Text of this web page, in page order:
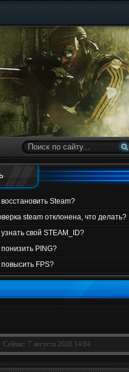
восстановить Steam?
steam отклонена, что делать?
узнать свой STEAM_ID?
понизить PING?
повысить FPS?
Сейчас: 7 августа 2026 14:04